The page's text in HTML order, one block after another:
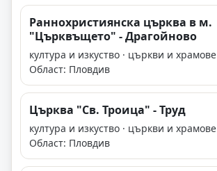
Раннохристиянска църква в м.
"Църквъщето" - Драгойново
култура и изкуство · църкви и храмове
Област: Пловдив
Църква "Св. Троица" - Труд
култура и изкуство · църкви и храмове
Област: Пловдив